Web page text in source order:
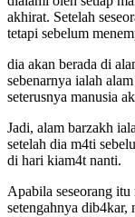
akhirat. Setelah
tetapi sebelum
dia akan berada di
sebenarnya ialah
seterusnya manusia
Jadi, alam barzakh
setelah dia m4ti
di hari kiam4t nanti.
Apabila seseorang
setengahnya dib4kar,